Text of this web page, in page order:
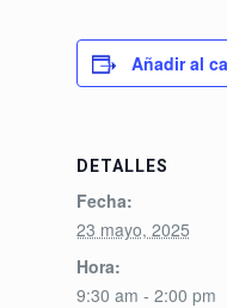
Añadir al
DETALLES
Fecha:
23 mayo, 2025
Hora:
9:30 am - 2:00 pm